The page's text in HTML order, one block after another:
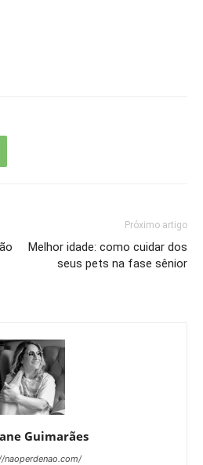
Próximo artigo
Melhor idade: como cuidar dos
seus pets na fase sênior
Guimarães
naoperdenao.com/